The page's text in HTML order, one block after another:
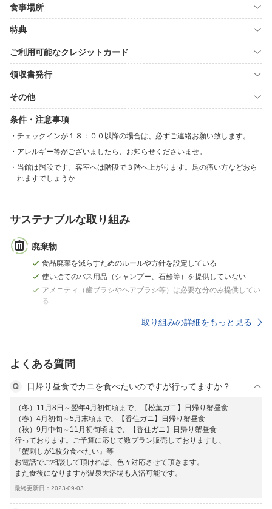
食事場所
特典
ご利用可能なクレジットカード
領収書発行
その他
条件・注意事項
チェックインが１８：００以降の場合は、必ずご連絡お願い致します。
アレルギー等がございましたら、お知らせくださいませ。
当館は階段です。客室へは階段で３階へ上がります。足の痛い方などおら
れますでしょうか
サステナブルな取り組み
廃棄物
食品廃棄を減らすためのルールや方針を設定している
使い捨てのバス用品（シャンプー、石鹸等）を提供していない
アメニティ（歯ブラシやヘアブラシ等）は必要な分のみ提供してい
る
取り組みの詳細をもっと見る
よくある質問
日帰り昼食でカニを食べたいのですが行ってますか？
（冬）11月8日～翌年4月初旬頃まで、【松葉ガニ】日帰り蟹昼食
（春）4月初旬～5月末頃まで、【香住ガニ】日帰り蟹昼食
（秋）9月中旬～11月初旬頃まで、【香住ガニ】日帰り蟹昼食
行っております。ご予算に応じて数プラン販売しておりますし、
『蟹刺しが1枚分食べたい』等
お電話でご相談して頂ければ、色々対応させて頂きます。
また食後になりますが温泉大浴場も入浴可能です。
最終更新日：2023-09-03